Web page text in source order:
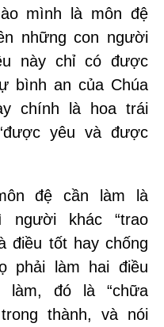
mình là môn đệ
những con người
này chỉ có được
bình an của Chúa
chính là hoa trái
yêu và được
đệ cần làm là
người khác “trao
điều tốt hay chống
phải làm hai điều
làm, đó là “chữa
thành, và nói